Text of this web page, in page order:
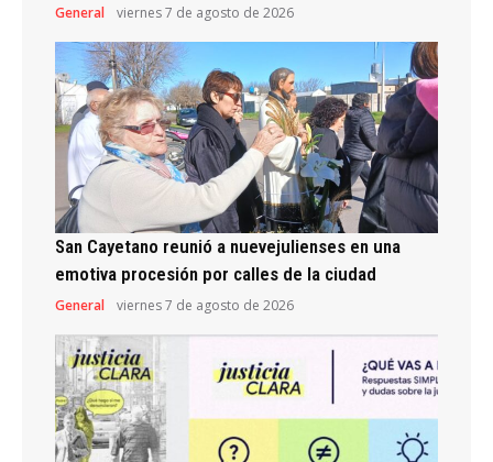
General viernes 7 de agosto de 2026
San Cayetano reunió a nuevejulienses en una
emotiva procesión por calles de la ciudad
General viernes 7 de agosto de 2026